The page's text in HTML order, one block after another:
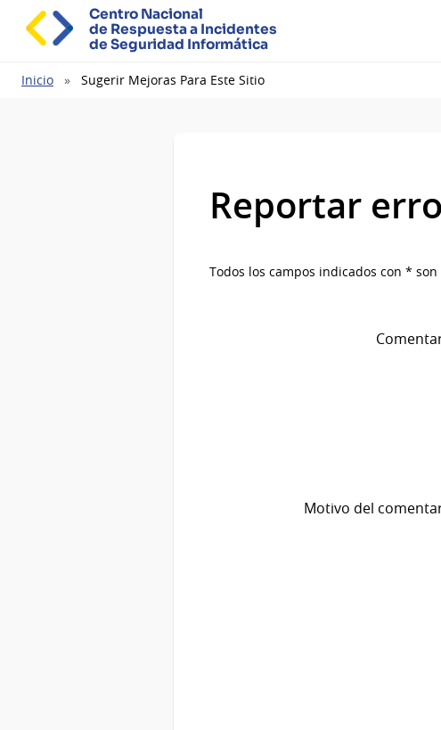
Centro Nacional
de Respuesta a Incidentes
de Seguridad Informática
Ruta
Inicio Sugerir Mejoras Para Este Sitio
Reportar
Todos los campos indicados con *
Motivo del